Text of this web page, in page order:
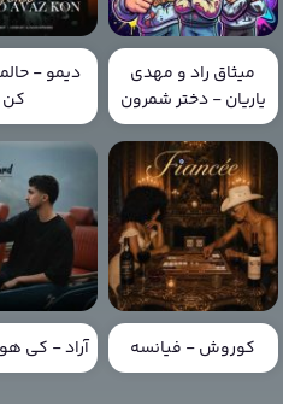
میثاق راد و مهدی
یاریان - دختر شمرون
دیمو -
کن
کوروش - فیانسه آراد - کی